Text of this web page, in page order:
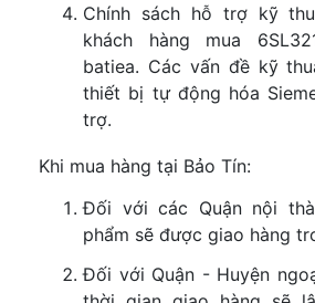
Chính sách hỗ trợ kỹ
khách hàng mua
batiea. Các vấn đề kỹ
thiết bị tự động hóa
trợ.
Khi mua hàng tại Bảo Tín:
Đối với các Quận nội
phẩm sẽ được giao hàng
Đối với Quận - Huyện